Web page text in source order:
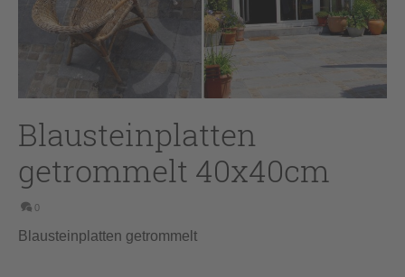
Blausteinplatten
getrommelt 40x40cm
0
Blausteinplatten getrommelt